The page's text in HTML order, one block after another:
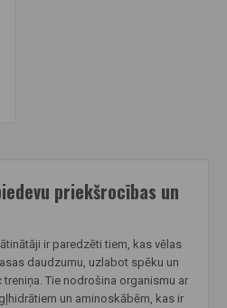
priekšrocības un
ir paredzēti tiem, kas vēlas
daudzumu, uzlabot spēku un
Tie nodrošina organismu ar
un aminoskābēm, kas ir